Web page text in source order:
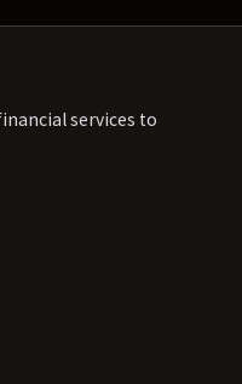
services to